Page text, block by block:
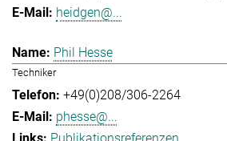
heidgen@...
Phil Hesse
Techniker
+49(0)208/306-2264
phesse@...